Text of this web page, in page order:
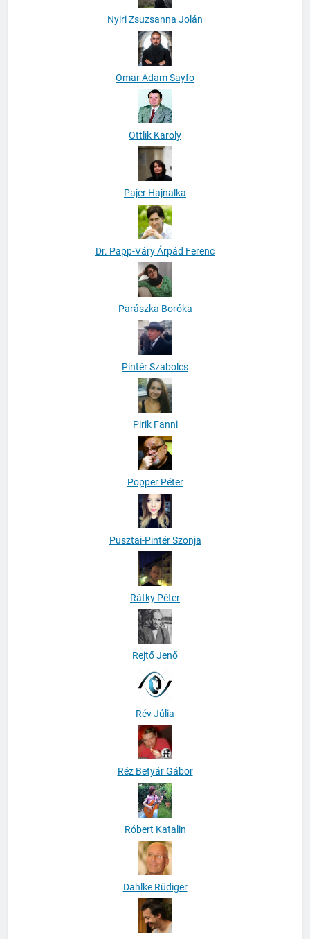
Nyiri Zsuzsanna Jolán
Omar Adam Sayfo
Ottlik Karoly
Pajer Hajnalka
Dr. Papp-Váry Árpád Ferenc
Parászka Boróka
Pintér Szabolcs
Pirik Fanni
Popper Péter
Pusztai-Pintér Szonja
Rátky Péter
Rejtő Jenő
Rév Júlia
Réz Betyár Gábor
Róbert Katalin
Dahlke Rüdiger